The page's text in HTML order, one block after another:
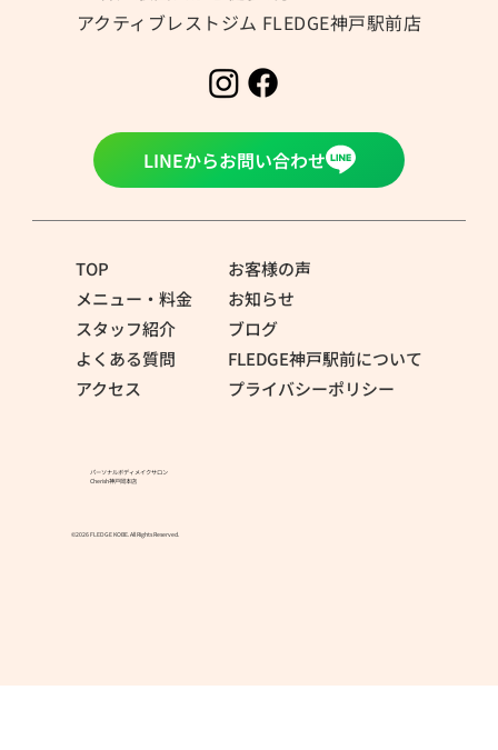
アクティブレストジム FLEDGE神戸駅前店
LINEからお問い合わせ
TOP
メニュー・料金
スタッフ紹介
よくある質問
アクセス
お客様の声
お知らせ
ブログ
FLEDGE神戸駅前について
プライバシーポリシー
パーソナルボディメイクサロン
Cherish神戸岡本店
©2026 FLEDGE KOBE. All Rights Reserved.